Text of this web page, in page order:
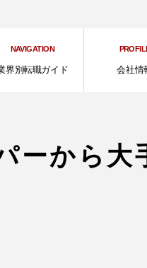
NAVIGATION
界別転職ガイド 会社情
ーから大